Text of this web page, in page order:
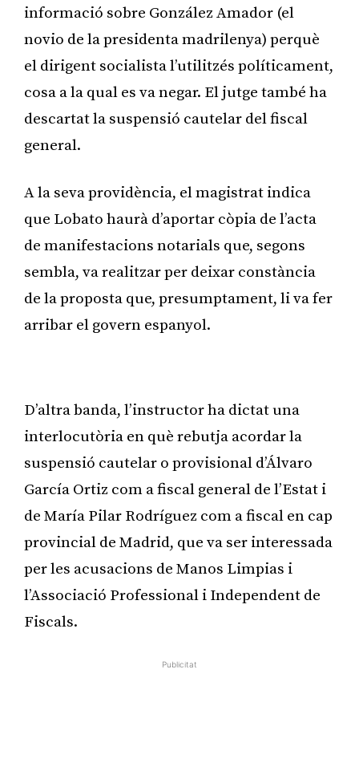
informació sobre González Amador (el
novio de la presidenta madrilenya) perquè
el dirigent socialista l’utilitzés políticament,
cosa a la qual es va negar. El jutge també ha
descartat la suspensió cautelar del fiscal
general.
A la seva providència, el magistrat indica
que Lobato haurà d’aportar còpia de l’acta
de manifestacions notarials que, segons
sembla, va realitzar per deixar constància
de la proposta que, presumptament, li va fer
arribar el govern espanyol.
D’altra banda, l’instructor ha dictat una
interlocutòria en què rebutja acordar la
suspensió cautelar o provisional d’Álvaro
García Ortiz com a fiscal general de l’Estat i
de María Pilar Rodríguez com a fiscal en cap
provincial de Madrid, que va ser interessada
per les acusacions de Manos Limpias i
l’Associació Professional i Independent de
Fiscals.
Publicitat